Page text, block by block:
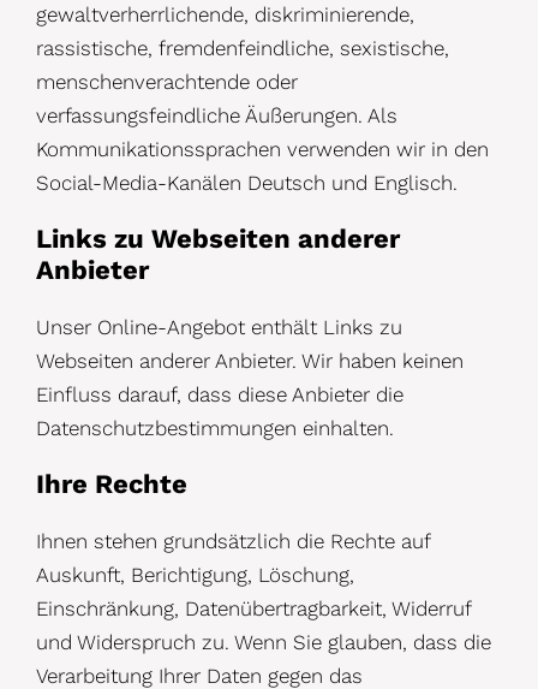
gewaltverherrlichende, diskriminierende,
rassistische, fremdenfeindliche, sexistische,
menschenverachtende oder
verfassungsfeindliche Äußerungen. Als
Kommunikationssprachen verwenden wir in den
Social-Media-Kanälen Deutsch und Englisch.
Links zu Webseiten anderer
Anbieter
Unser Online-Angebot enthält Links zu
Webseiten anderer Anbieter. Wir haben keinen
Einfluss darauf, dass diese Anbieter die
Datenschutzbestimmungen einhalten.
Ihre Rechte
Ihnen stehen grundsätzlich die Rechte auf
Auskunft, Berichtigung, Löschung,
Einschränkung, Datenübertragbarkeit, Widerruf
und Widerspruch zu. Wenn Sie glauben, dass die
Verarbeitung Ihrer Daten gegen das